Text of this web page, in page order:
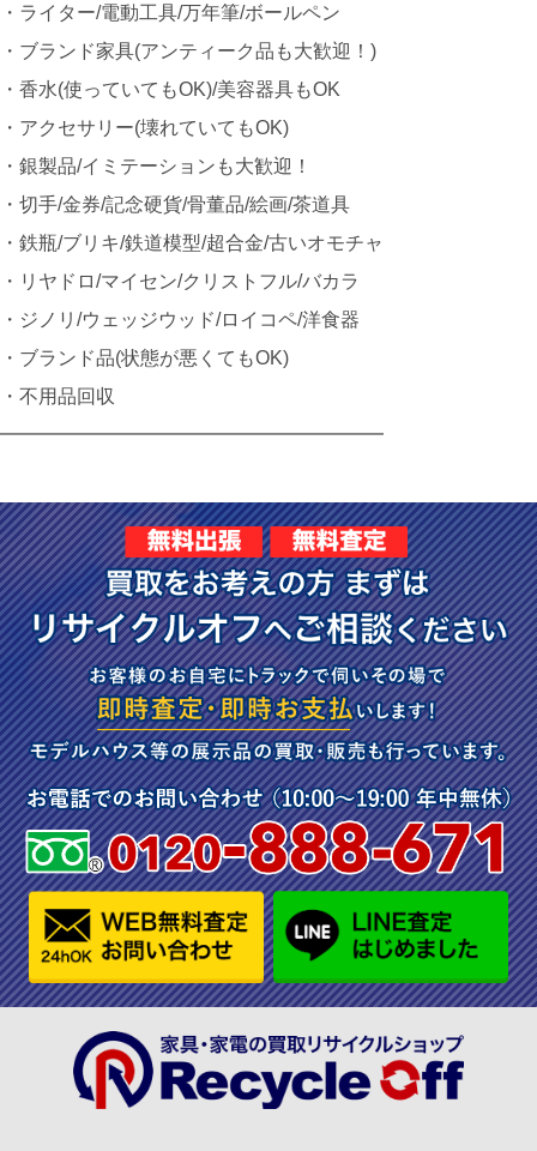
・ライター/電動工具/万年筆/ボールペン
・ブランド家具(アンティーク品も大歓迎！)
・香水(使っていてもOK)/美容器具もOK
・アクセサリー(壊れていてもOK)
・銀製品/イミテーションも大歓迎！
・切手/金券/記念硬貨/骨董品/絵画/茶道具
・鉄瓶/ブリキ/鉄道模型/超合金/古いオモチャ
・リヤドロ/マイセン/クリストフル/バカラ
・ジノリ/ウェッジウッド/ロイコペ/洋食器
・ブランド品(状態が悪くてもOK)
・不用品回収
━━━━━━━━━━━━━━━━━━━━